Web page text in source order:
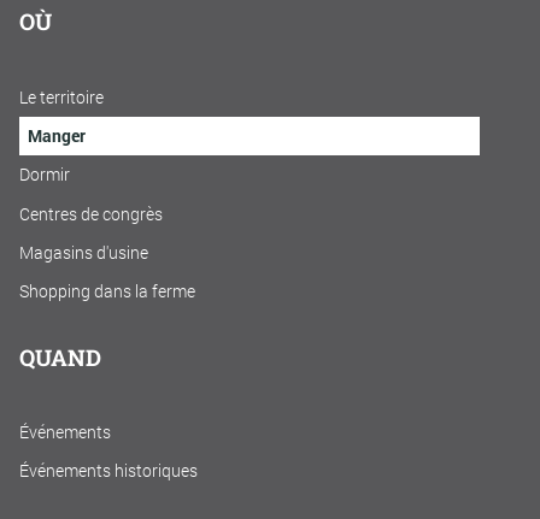
OÙ
Le territoire
Manger
Dormir
Centres de congrès
Magasins d'usine
Shopping dans la ferme
QUAND
Événements
Événements historiques